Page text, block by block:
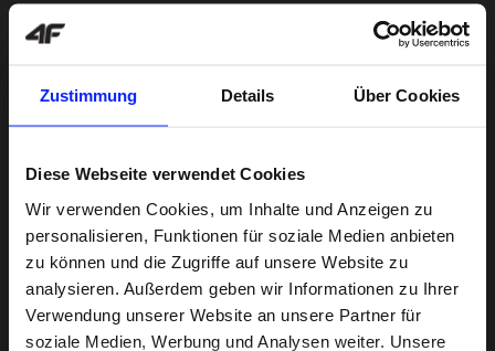
Zustimmung Details Über Cookies
Diese Webseite verwendet Cookies
Wir verwenden Cookies, um Inhalte und Anzeigen zu
personalisieren, Funktionen für soziale Medien anbieten
zu können und die Zugriffe auf unsere Website zu
analysieren. Außerdem geben wir Informationen zu Ihrer
Verwendung unserer Website an unsere Partner für
soziale Medien, Werbung und Analysen weiter. Unsere